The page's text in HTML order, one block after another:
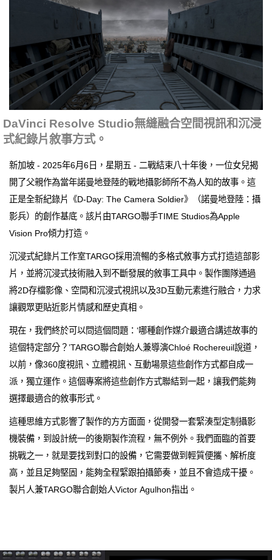
DaVinci Resolve Studio無縫融合空間視訊和沉浸
式紀錄片敘事方式。
新加坡 - 2025年6月6日，星期五 - 二戰結束八十年後，一位女兒揭
開了父親作為當年諾曼地登陸的戰地攝影師所不為人知的故事。這
正是全新紀錄片《D-Day: The Camera Soldier》（諾曼地登陸：攝
影兵）的創作基底。該片由TARGO聯手TIME Studios為Apple
Vision Pro傾力打造。
沉浸式紀錄片工作室TARGO採用流暢的多格式敘事方式打造這部影
片，並將沉浸式技術融入到不斷發展的敘事工具中。製作團隊通過
將2D存檔影像、空間和沉浸式視訊以及3D互動元素進行融合，力求
讓觀眾更貼近影片情感和歷史真相。
現在，我們終於可以問這個問題：‘哪種創作媒介最適合講述故事的
這個特定部分？’TARGO聯合創始人兼導演Chloé Rochereuil說道，
以前，像360度視訊、立體視訊、互動場景這些創作方式都自成一
派，獨立運作。這個專案將這些創作方式聯結到一起，讓我們能夠
選擇最適合的敘事形式。
這種思維方式影響了製作的方方面面，從開發一套緊湊型定制攝影
機裝備，到設計統一的後期製作流程，無不例外。我們面臨的首要
挑戰之一，就是要找到對口的設備，它需要做到輕質便攜、解析度
高，並且足夠堅固，能夠全程緊跟拍攝節奏，並且不會造成干擾。
製片人兼TARGO聯合創始人Victor Agulhon指出。